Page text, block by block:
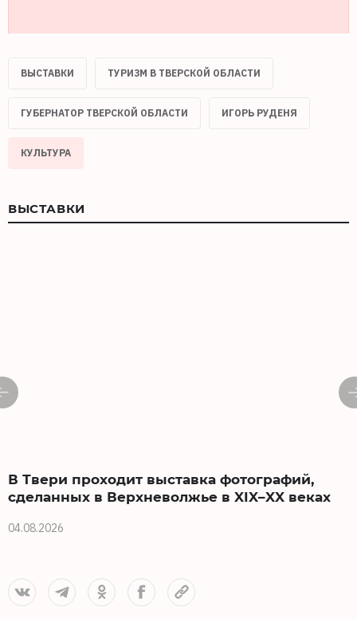
ВЫСТАВКИ ТУРИЗМ В ТВЕРСКОЙ ОБЛАСТИ
ГУБЕРНАТОР ТВЕРСКОЙ ОБЛАСТИ ИГОРЬ РУДЕНЯ
КУЛЬТУРА
ВЫСТАВКИ
В Твери проходит выставка фотографий,
сделанных в Верхневолжье в XIX–XX веках
04.08.2026